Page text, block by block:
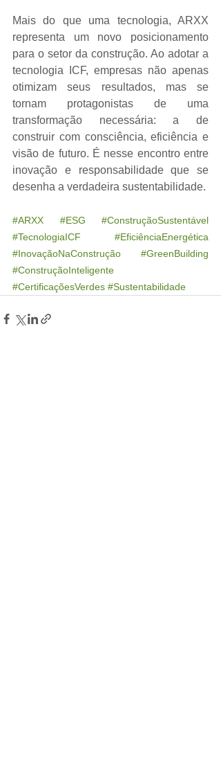
Mais do que uma tecnologia, ARXX
representa um novo posicionamento
para o setor da construção. Ao adotar a
tecnologia ICF, empresas não apenas
otimizam seus resultados, mas se
tornam protagonistas de uma
transformação necessária: a de
construir com consciência, eficiência e
visão de futuro. É nesse encontro entre
inovação e responsabilidade que se
desenha a verdadeira sustentabilidade.
#ARXX #ESG
#ConstruçãoSustentável
#TecnologiaICF
#EficiênciaEnergética
#InovaçãoNaConstrução
#GreenBuilding
#ConstruçãoInteligente
#CertificaçõesVerdes #Sustentabilidade